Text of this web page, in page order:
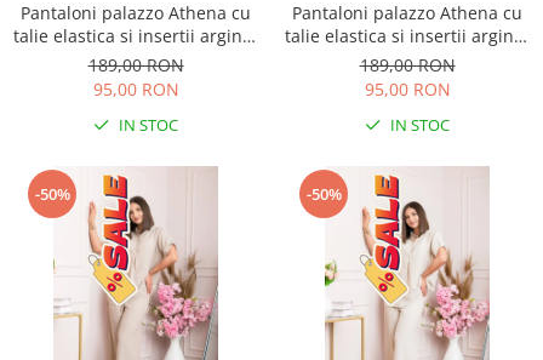
Pantaloni palazzo Athena cu
talie elastica si insertii argintii
- Kaki
189,00 RON
95,00 RON
IN STOC
Pantaloni palazzo Athena cu
talie elastica si insertii argintii
- Gri
189,00 RON
95,00 RON
IN STOC
-50% -50%